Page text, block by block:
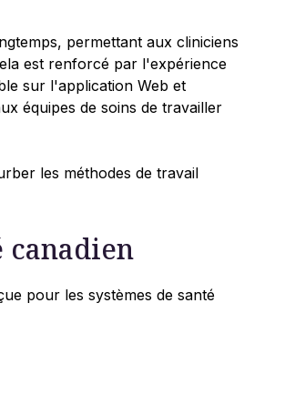
permettant aux cliniciens
est renforcé par l'expérience
sur l'application Web et
équipes de soins de travailler
les méthodes de travail
canadien
pour les systèmes de santé